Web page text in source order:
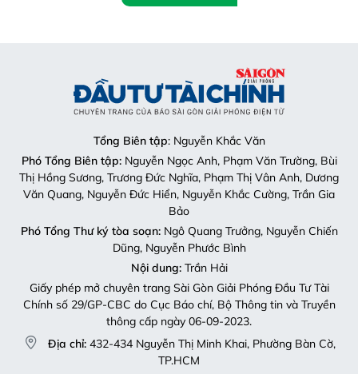
Tổng Biên tập: Nguyễn Khắc Văn
Phó Tổng Biên tập:Nguyễn Ngọc Anh, Phạm Văn Trường, Bùi
Thị Hồng Sương, Trương Đức Nghĩa, Phạm Thị Vân Anh, Dương
Văn Quang, Nguyễn Đức Hiển, Nguyễn Khắc Cường, Trần Gia
Bảo
Phó Tổng Thư ký tòa soạn:Ngô Quang Trưởng, Nguyễn Chiến
Dũng, Nguyễn Phước Bình
Nội dung:Trần Hải
Giấy phép mở chuyên trang Sài Gòn Giải Phóng Đầu Tư Tài
Chính số 29/GP-CBC do Cục Báo chí, Bộ Thông tin và Truyền
thông cấp ngày 06-09-2023.
Địa chỉ: 432-434 Nguyễn Thị Minh Khai, Phường Bàn Cờ,
TP.HCM